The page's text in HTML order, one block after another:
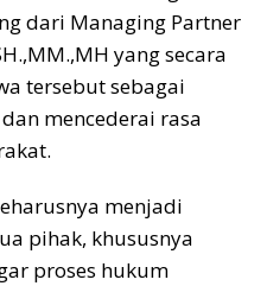
dari Managing Partner
yang secara
tersebut sebagai
mencederai rasa
menjadi
pihak, khususnya
proses hukum